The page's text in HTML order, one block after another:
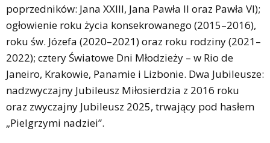
poprzedników: Jana XXIII, Jana Pawła II oraz Pawła VI);
ogłowienie roku życia konsekrowanego (2015–2016),
roku św. Józefa (2020–2021) oraz roku rodziny (2021–
2022); cztery Światowe Dni Młodzieży – w Rio de
Janeiro, Krakowie, Panamie i Lizbonie. Dwa Jubileusze:
nadzwyczajny Jubileusz Miłosierdzia z 2016 roku
oraz zwyczajny Jubileusz 2025, trwający pod hasłem
„Pielgrzymi nadziei”.